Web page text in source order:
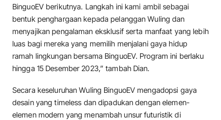
BinguoEV berikutnya. Langkah ini kami ambil sebagai
bentuk penghargaan kepada pelanggan Wuling dan
menyajikan pengalaman eksklusif serta manfaat yang lebih
luas bagi mereka yang memilih menjalani gaya hidup
ramah lingkungan bersama BinguoEV. Program ini berlaku
hingga 15 Desember 2023,” tambah Dian.
Secara keseluruhan Wuling BinguoEV mengadopsi gaya
desain yang timeless dan dipadukan dengan elemen-
elemen modern yang menambah unsur futuristik di